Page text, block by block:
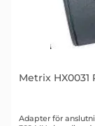
Metrix
Art. nr 1682
Adapter för